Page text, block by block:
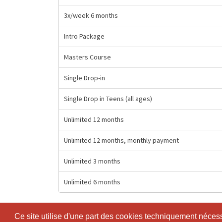
Ce site utilise d'une part des cookies techniquement
Ce site utilise d'une part des cookies techniquement
3x/week 6 months
Intro Package
Masters Course
Single Drop-in
Single Drop in Teens (all ages)
Unlimited 12 months
Unlimited 12 months, monthly payment
Unlimited 3 months
Unlimited 6 months